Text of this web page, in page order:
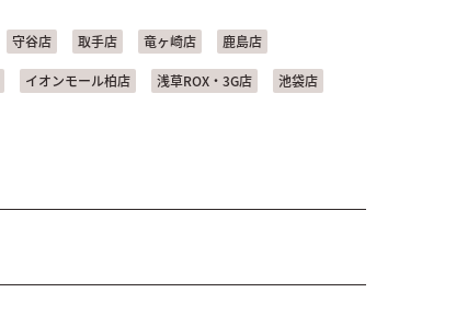
守谷店 取手店 竜ヶ崎店 鹿島店
イオンモール柏店 浅草ROX・3G店 池袋店